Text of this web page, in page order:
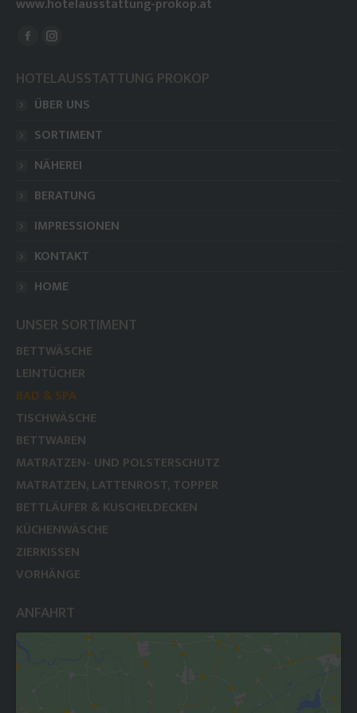
www.hotelausstattung-prokop.at
Finden Sie uns auf:
Facebook
opens
in
new
Instagram
opens
in
new
HOTELAUSSTATTUNG PROKOP
ÜBER UNS
SORTIMENT
NÄHEREI
BERATUNG
IMPRESSIONEN
KONTAKT
HOME
UNSER SORTIMENT
BETTWÄSCHE
LEINTÜCHER
BAD & SPA
TISCHWÄSCHE
BETTWAREN
MATRATZEN- UND POLSTERSCHUTZ
MATRATZEN, LATTENROST, TOPPER
BETTLÄUFER & KUSCHELDECKEN
KÜCHENWÄSCHE
ZIERKISSEN
VORHÄNGE
ANFAHRT